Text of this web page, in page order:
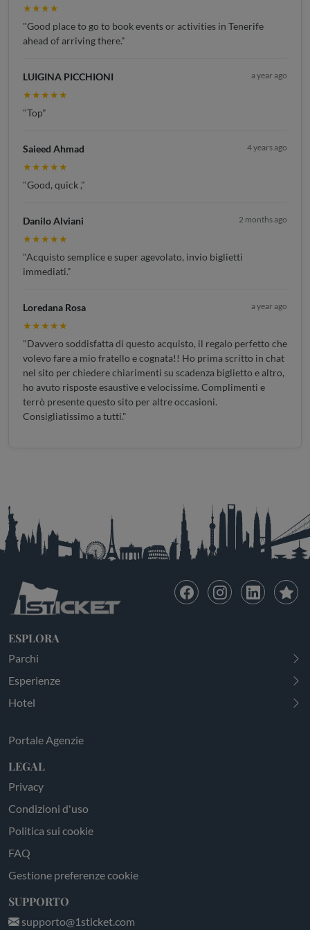
★★★★
"Good place to go to book events or activities in Tenerife
ahead of arriving there."
LUIGINA PICCHIONI a year ago
★★★★★
"Top"
Saieed Ahmad 4 years ago
★★★★★
"Good, quick ,"
Danilo Alviani 2 months ago
★★★★★
"Acquisto semplice e super agevolato, invio biglietti
immediati."
Loredana Rosa a year ago
★★★★★
"Davvero soddisfatta di questo acquisto, il regalo perfetto che
volevo fare a mio fratello e cognata!! Ho prima scritto in chat
nel sito per chiedere chiarimenti su scadenza biglietto e altro,
ho avuto risposte esaustive e velocissime. Complimenti e
terrò presente questo sito per altre occasioni.
Consigliatissimo a tutti."
ESPLORA
Parchi
Esperienze
Hotel
Portale Agenzie
LEGAL
Privacy
Condizioni d'uso
Politica sui cookie
FAQ
Gestione preferenze cookie
SUPPORTO
supporto@1sticket.com